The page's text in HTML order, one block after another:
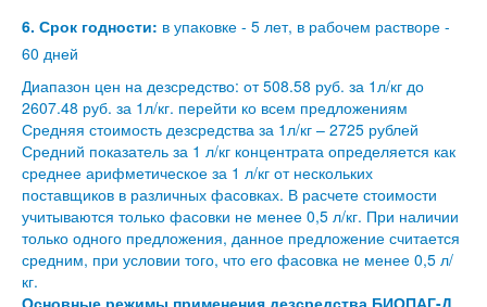
6. Срок годности: в упаковке - 5 лет, в рабочем растворе -
60 дней
Диапазон цен на дезсредство: от 508.58 руб. за 1л/кг до
2607.48 руб. за 1л/кг. перейти ко всем предложениям
Средняя стоимость дезсредства за 1л/кг – 2725 рублей
Средний показатель за 1 л/кг концентрата определяется как
среднее арифметическое за 1 л/кг от нескольких
поставщиков в различных фасовках. В расчете стоимости
учитываются только фасовки не менее 0,5 л/кг. При наличии
только одного предложения, данное предложение считается
средним, при условии того, что его фасовка не менее 0,5 л/
кг.
Основные режимы применения дезсредства БИОПАГ-Д